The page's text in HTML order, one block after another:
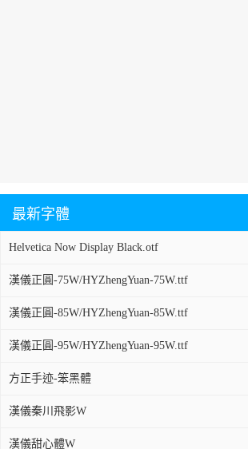
最新字體
Helvetica Now Display Black.otf
漢儀正圓-75W/HYZhengYuan-75W.ttf
漢儀正圓-85W/HYZhengYuan-85W.ttf
漢儀正圓-95W/HYZhengYuan-95W.ttf
方正手迹-笨黑體
漢儀秦川飛影W
漢儀甜心體W